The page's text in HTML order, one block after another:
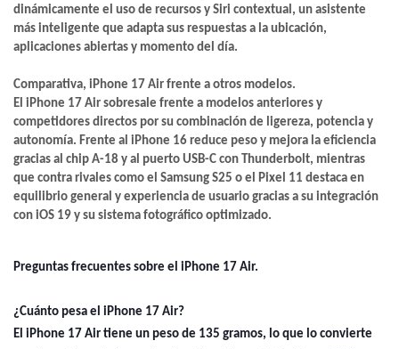
dinámicamente el uso de recursos y Siri contextual, un asistente
más inteligente que adapta sus respuestas a la ubicación,
aplicaciones abiertas y momento del día.
Comparativa, iPhone 17 Air frente a otros modelos.
El iPhone 17 Air sobresale frente a modelos anteriores y
competidores directos por su combinación de ligereza, potencia y
autonomía. Frente al iPhone 16 reduce peso y mejora la eficiencia
gracias al chip A-18 y al puerto USB-C con Thunderbolt, mientras
que contra rivales como el Samsung S25 o el Pixel 11 destaca en
equilibrio general y experiencia de usuario gracias a su integración
con iOS 19 y su sistema fotográfico optimizado.
Preguntas frecuentes sobre el iPhone 17 Air.
¿Cuánto pesa el iPhone 17 Air?
El iPhone 17 Air tiene un peso de 135 gramos, lo que lo convierte